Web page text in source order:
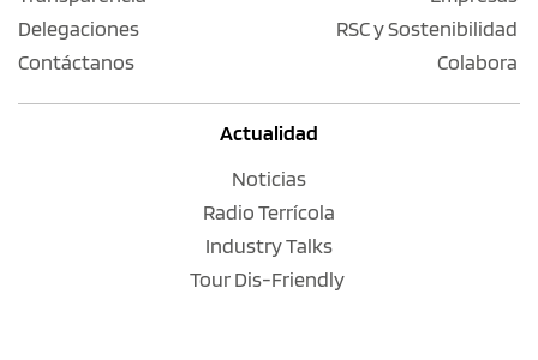
Delegaciones
Contáctanos
RSC y Sostenibilidad
Colabora
Actualidad
Noticias
Radio Terrícola
Industry Talks
Tour Dis-Friendly